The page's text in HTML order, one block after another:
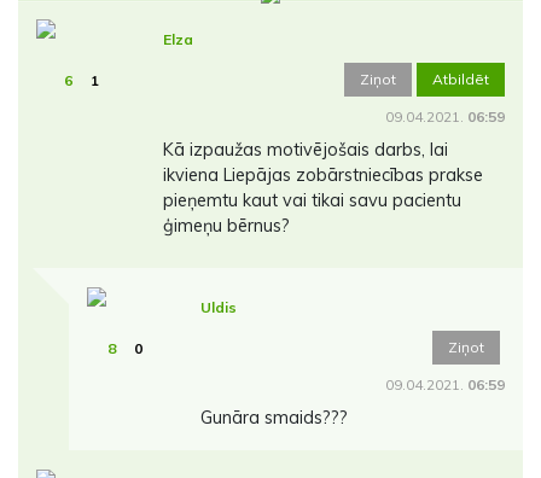
6 1
Elza
Ziņot Atbildēt
09.04.2021. 06:59
Kā izpaužas motivējošais darbs, lai
ikviena Liepājas zobārstniecības prakse
pieņemtu kaut vai tikai savu pacientu
ģimeņu bērnus?
8 0
Uldis
Ziņot
09.04.2021. 06:59
Gunāra smaids???